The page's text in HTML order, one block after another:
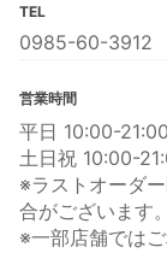
TEL
0985-60-3912
営業時間
平日 10:00-21:00
土日祝 10:00-
※ラストオーダ
合がございます。
※一部店舗では